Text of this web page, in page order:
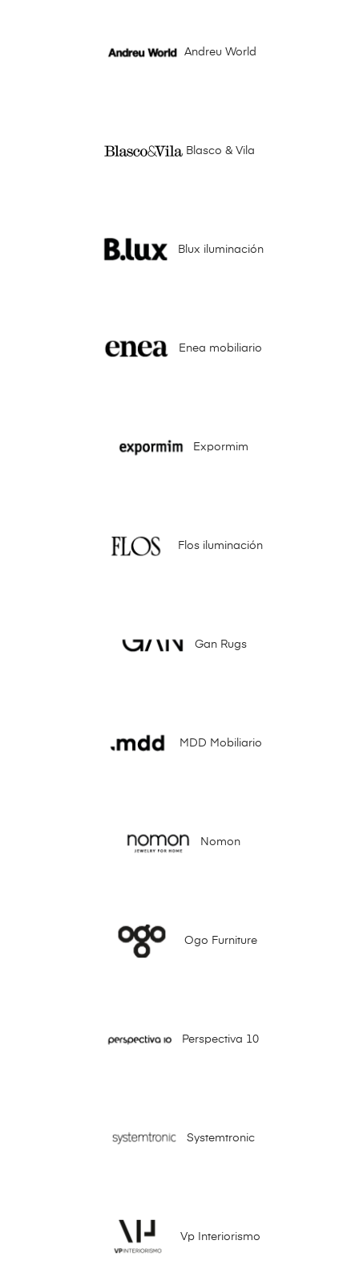
Andreu World
Blasco & Vila
Blux iluminación
Enea mobiliario
Expormim
Flos iluminación
Gan Rugs
MDD Mobiliario
Nomon
Ogo Furniture
Perspectiva 10
Systemtronic
Vp Interiorismo